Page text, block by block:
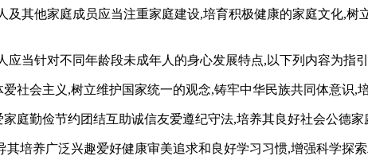
及其他家庭成员应当注重家庭建设,培育积极健康的家庭文化,
应当针对不同年龄段未成年人的身心发展特点,以下列内容为指
社会主义,树立维护国家统一的观念,铸牢中华民族共同体意识,
庭勤俭节约团结互助诚信友爱遵纪守法,培养其良好社会公德
培养广泛兴趣爱好健康审美追求和良好学习习惯,增强科学探